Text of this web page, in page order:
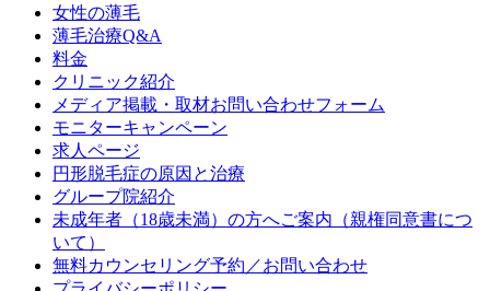
女性の薄毛
薄毛治療Q&A
料金
クリニック紹介
メディア掲載・取材お問い合わせフォーム
モニターキャンペーン
求人ページ
円形脱毛症の原因と治療
グループ院紹介
未成年者（18歳未満）の方へご案内（親権同意書につ
いて）
無料カウンセリング予約／お問い合わせ